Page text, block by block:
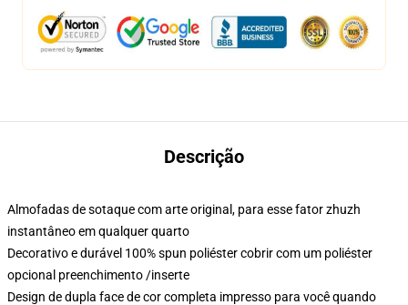
Descrição
Almofadas de sotaque com arte original, para esse fator zhuzh
instantâneo em qualquer quarto
Decorativo e durável 100% spun poliéster cobrir com um poliéster
opcional preenchimento /inserte
Design de dupla face de cor completa impresso para você quando